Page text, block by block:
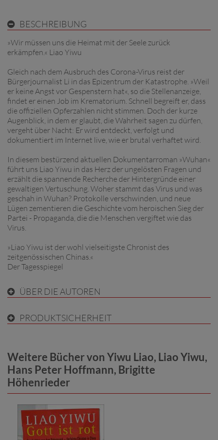
BESCHREIBUNG
»Wir müssen uns die Heimat mit der Seele zurück
erkämpfen.« Liao Yiwu
Gleich nach dem Ausbruch des Corona-Virus reist der
Bürgerjournalist Li in das Epizentrum der Katastrophe. »Weil
er keine Angst vor Gespenstern hat«, so die Stellenanzeige,
findet er einen Job im Krematorium. Schnell begreift er, dass
die offiziellen Opferzahlen nicht stimmen. Doch der kurze
Augenblick, in dem er glaubt, die Wahrheit sagen zu dürfen,
vergeht über Nacht: Er wird entdeckt, verfolgt und
dokumentiert im Internet live, wie er brutal verhaftet wird.
In diesem bestürzend aktuellen Dokumentarroman »Wuhan«
führt uns Liao Yiwu in das Herz der ungelösten Fragen und
erzählt die spannende Recherche der Hintergründe einer
gewaltigen Vertuschung. Woher stammt das Virus und was
geschah in Wuhan? Protokolle verschwinden, und neue
Lügen zementieren die Geschichte vom heroischen Sieg der
Partei - Propaganda, die die Menschen vergiftet wie das
Virus.
»Liao Yiwu ist der wohl vielseitigste Chronist des
zeitgenössischen Chinas.«
Der Tagesspiegel
ÜBER DIE AUTOREN
PRODUKTSICHERHEIT
Weitere Bücher von Yiwu Liao, Liao Yiwu,
Hans Peter Hoffmann, Brigitte
Höhenrieder